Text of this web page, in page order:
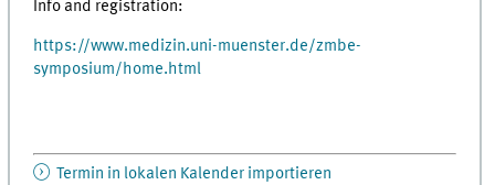
Info and registration:
https://www.medizin.uni-muenster.de/zmbe-
symposium/home.html
Termin in lokalen Kalender importieren